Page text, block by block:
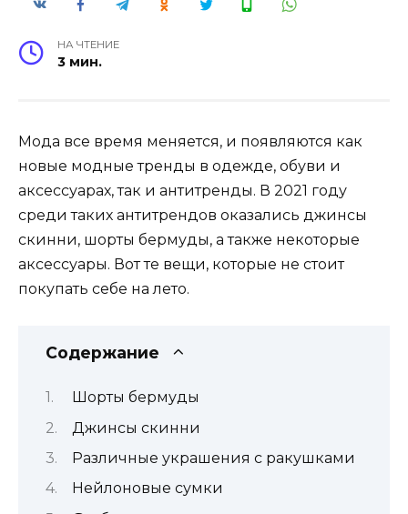
НА ЧТЕНИЕ
3 мин.
Мода все время меняется, и появляются как
новые модные тренды в одежде, обуви и
аксессуарах, так и антитренды. В 2021 году
среди таких антитрендов оказались джинсы
скинни, шорты бермуды, а также некоторые
аксессуары. Вот те вещи, которые не стоит
покупать себе на лето.
Содержание
Шорты бермуды
Джинсы скинни
Различные украшения с ракушками
Нейлоновые сумки